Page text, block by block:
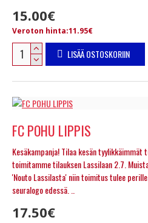
15.00€
Veroton hinta:11.95€
LISÄÄ OSTOSKORIIN
FC POHU LIPPIS
Kesäkampanja! Tilaa kesän tyylikkäimmät
toimitamme tilauksen Lassilaan 2.7.
'Nouto Lassilasta' niin toimitus tulee
seuralogo edessä. ..
17.50€